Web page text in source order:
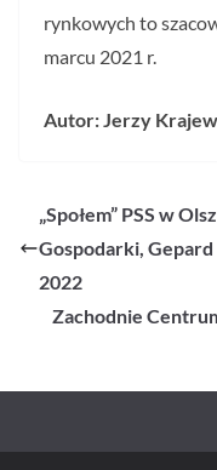
rynkowych to
marcu 2021 r.
Autor: Jerzy
„Społem” PSS w
Gospodarki,
2022
Zachodnie